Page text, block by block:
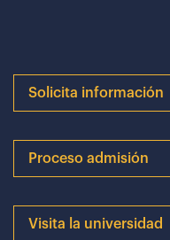
Solicita información
Proceso admisión
Visita la universidad